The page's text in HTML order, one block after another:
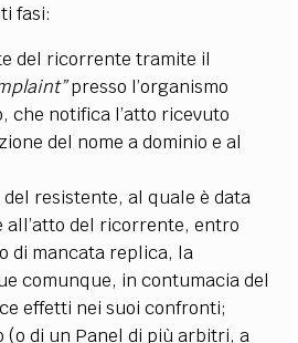
fasi:
del ricorrente tramite il
presso l’organismo
che notifica l’atto ricevuto
del nome a dominio e al
resistente, al quale è data
del ricorrente, entro
di mancata replica, la
comunque, in contumacia del
effetti nei suoi confronti;
(o di un Panel di più arbitri, a